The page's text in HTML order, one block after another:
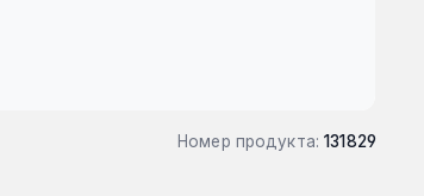
Номер продукта: 131829